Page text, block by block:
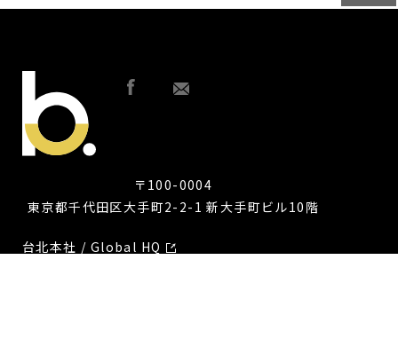
〒100-0004
東京都千代田区大手町2-2-1 新大手町ビル10階
台北本社 / Global HQ